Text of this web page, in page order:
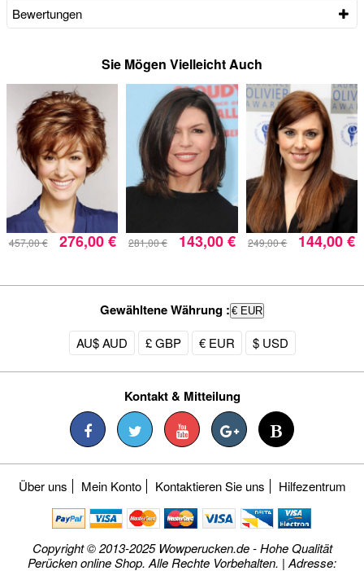
Bewertungen
Sie Mögen Vielleicht Auch
457,00 € 276,00 € 281,00 € 143,00 € 249,00 € 144,00 €
Gewähltene Währung : € EUR
AU$ AUD £ GBP € EUR $ USD
Kontakt & Mitteilung
Über uns Mein Konto Kontaktieren Sie uns Hilfezentrum
Copyright © 2013-2025 Wowperucken.de - Hohe Qualität
Perücken online Shop. Alle Rechte Vorbehalten. | Adresse: